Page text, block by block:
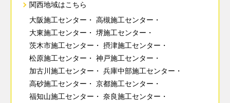
関西地域はこちら
大阪施工センター
高槻施工センター
大東施工センター
堺施工センター
茨木市施工センター
摂津施工センター
松原施工センター
神戸施工センター
加古川施工センター
兵庫中部施工センター
高砂施工センター
京都施工センター
福知山施工センター
奈良施工センター